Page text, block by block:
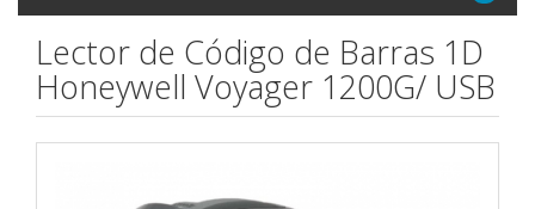
Lector de Código de Barras 1D
Honeywell Voyager 1200G/ USB